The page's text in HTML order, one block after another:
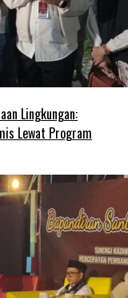
Lingkungan:
Lewat Program